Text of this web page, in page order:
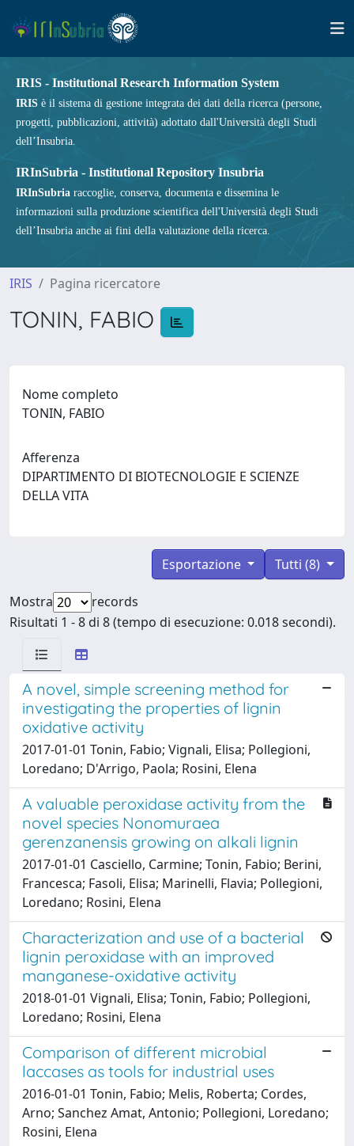
IRIS - Institutional Research Information System
IRIS è il sistema di gestione integrata dei dati della ricerca (persone,
progetti, pubblicazioni, attività) adottato dall'Università degli Studi
dell’Insubria.
IRInSubria - Institutional Repository Insubria
IRInSubria raccoglie, conserva, documenta e dissemina le
informazioni sulla produzione scientifica dell'Università degli Studi
dell’Insubria anche ai fini della valutazione della ricerca.
IRIS Pagina ricercatore
TONIN, FABIO
Nome completo
TONIN, FABIO
Afferenza
DIPARTIMENTO DI BIOTECNOLOGIE E SCIENZE
DELLA VITA
Tutti (8)
Esportazione
Mostra
records
Risultati 1 - 8 di 8 (tempo di esecuzione: 0.018 secondi).
A novel, simple screening method for
investigating the properties of lignin
oxidative activity
2017-01-01 Tonin, Fabio; Vignali, Elisa; Pollegioni,
Loredano; D'Arrigo, Paola; Rosini, Elena
A valuable peroxidase activity from the
novel species Nonomuraea
gerenzanensis growing on alkali lignin
2017-01-01 Casciello, Carmine; Tonin, Fabio; Berini,
Francesca; Fasoli, Elisa; Marinelli, Flavia; Pollegioni,
Loredano; Rosini, Elena
Characterization and use of a bacterial
lignin peroxidase with an improved
manganese-oxidative activity
2018-01-01 Vignali, Elisa; Tonin, Fabio; Pollegioni,
Loredano; Rosini, Elena
Comparison of different microbial
laccases as tools for industrial uses
2016-01-01 Tonin, Fabio; Melis, Roberta; Cordes,
Arno; Sanchez Amat, Antonio; Pollegioni, Loredano;
Rosini, Elena